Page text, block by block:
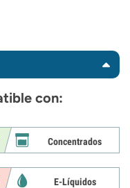
con:
Concentrados
E-Líquidos